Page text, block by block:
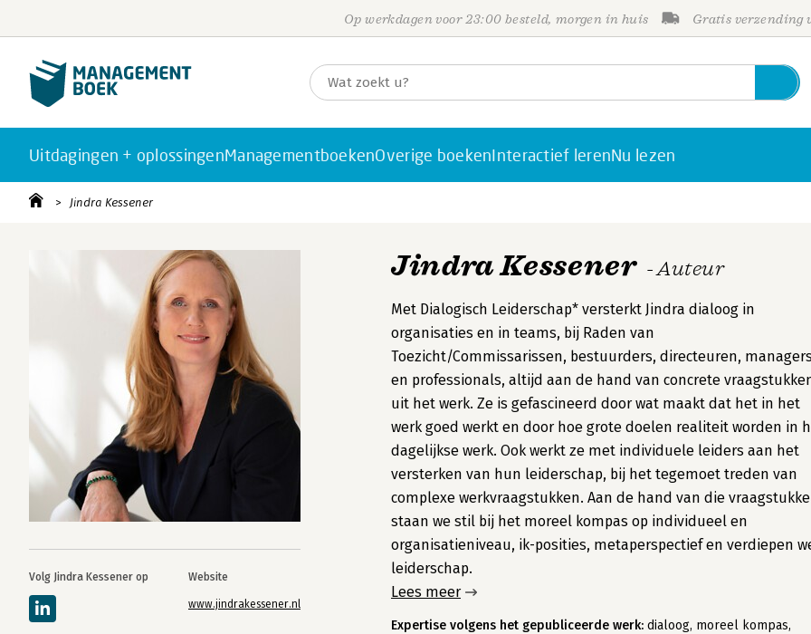
Op werkdagen voor 23:00 besteld, morgen in huis Gratis verzending
Uitdagingen + oplossingenManagementboekenOverige boekenInteractief lerenNu lezen
Jindra Kessener
Volg Jindra Kessener op Website
www.jindrakessener.nl
Jindra Kessener - Auteur
Met Dialogisch Leiderschap* versterkt Jindra dialoog in
organisaties en in teams, bij Raden van
Toezicht/Commissarissen, bestuurders, directeuren,
en professionals, altijd aan de hand van concrete
uit het werk. Ze is gefascineerd door wat maakt dat het in het
werk goed werkt en door hoe grote doelen realiteit worden in
dagelijkse werk. Ook werkt ze met individuele leiders aan het
versterken van hun leiderschap, bij het tegemoet treden van
complexe werkvraagstukken. Aan de hand van die
staan we stil bij het moreel kompas op individueel en
organisatieniveau, ik-posities, metaperspectief en verdiepen
leiderschap.
Lees meer
Expertise volgens het gepubliceerde werk: dialoog, moreel kompas,